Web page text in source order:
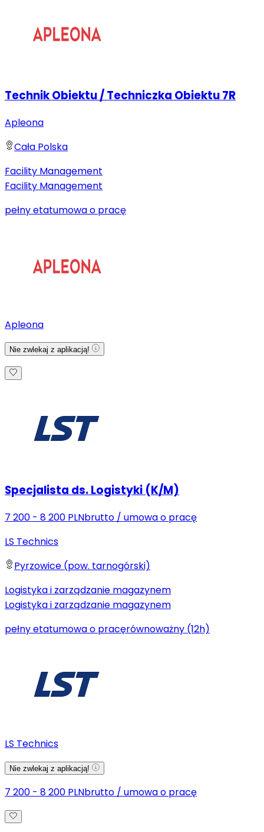
Technik Obiektu / Techniczka Obiektu 7R
Apleona
Cała Polska
Facility Management
Facility Management
pełny etatumowa o pracę
Apleona
Nie zwlekaj z aplikacją!
Specjalista ds. Logistyki (K/M)
7 200 - 8 200 PLNbrutto / umowa o pracę
LS Technics
Pyrzowice (pow. tarnogórski)
Logistyka i zarządzanie magazynem
Logistyka i zarządzanie magazynem
pełny etatumowa o pracęrównoważny (12h)
LS Technics
Nie zwlekaj z aplikacją!
7 200 - 8 200 PLNbrutto / umowa o pracę